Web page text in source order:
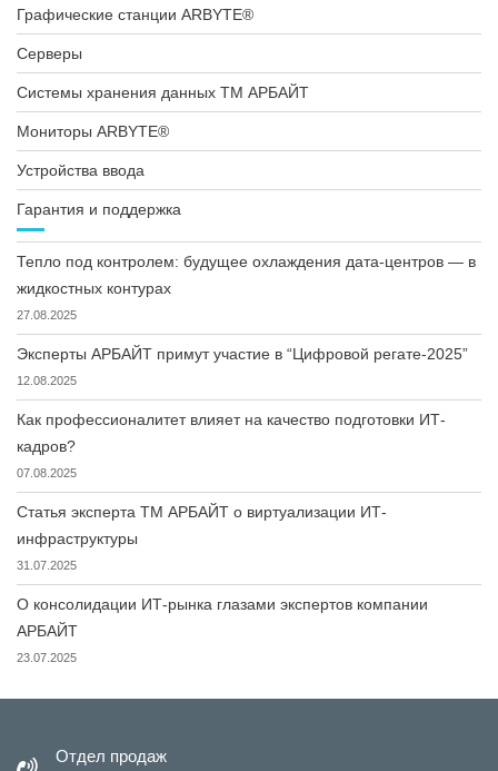
Графические станции ARBYTE®
Серверы
Системы хранения данных ТМ АРБАЙТ
Мониторы ARBYTE®
Устройства ввода
Гарантия и поддержка
Тепло под контролем: будущее охлаждения дата-центров — в
жидкостных контурах
27.08.2025
Эксперты АРБАЙТ примут участие в “Цифровой регате-2025”
12.08.2025
Как профессионалитет влияет на качество подготовки ИТ-
кадров?
07.08.2025
Статья эксперта ТМ АРБАЙТ о виртуализации ИТ-
инфраструктуры
31.07.2025
О консолидации ИТ-рынка глазами экспертов компании
АРБАЙТ
23.07.2025
Отдел продаж